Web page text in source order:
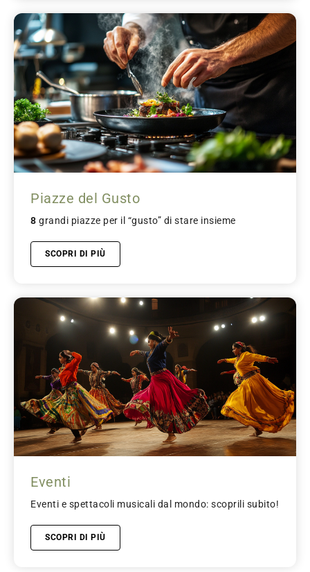
Piazze del Gusto
8 grandi piazze per il “gusto” di stare insieme
SCOPRI DI PIÙ
Eventi
Eventi e spettacoli musicali dal mondo: scoprili subito!
SCOPRI DI PIÙ